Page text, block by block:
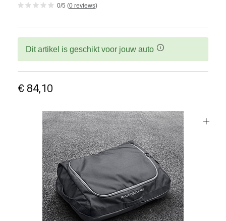
Nieuw
Acties
Porsche finder
Klantenservice
Meer Porsche
Porsche informatie
0/5 (0 reviews)
Dit artikel is geschikt voor jouw auto
€ 84,10